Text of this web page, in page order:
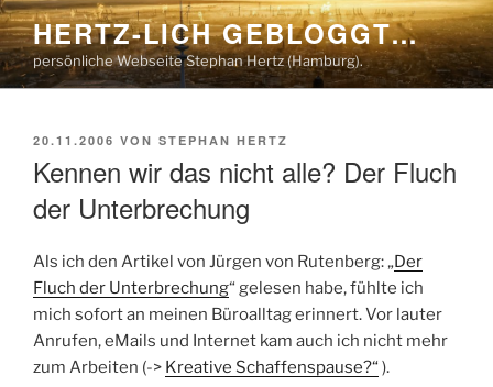
Zum
Inhalt
springen
HERTZ-LICH GEBLOGGT…
persönliche Webseite Stephan Hertz (Hamburg).
VERÖFFENTLICHT
20.11.2006 VON STEPHAN HERTZ
Kennen wir das nicht alle? Der Fluch
der Unterbrechung
Als ich den Artikel von Jürgen von Rutenberg: „Der
Fluch der Unterbrechung“ gelesen habe, fühlte ich
mich sofort an meinen Büroalltag erinnert. Vor lauter
Anrufen, eMails und Internet kam auch ich nicht mehr
zum Arbeiten (-> Kreative Schaffenspause?“ ).